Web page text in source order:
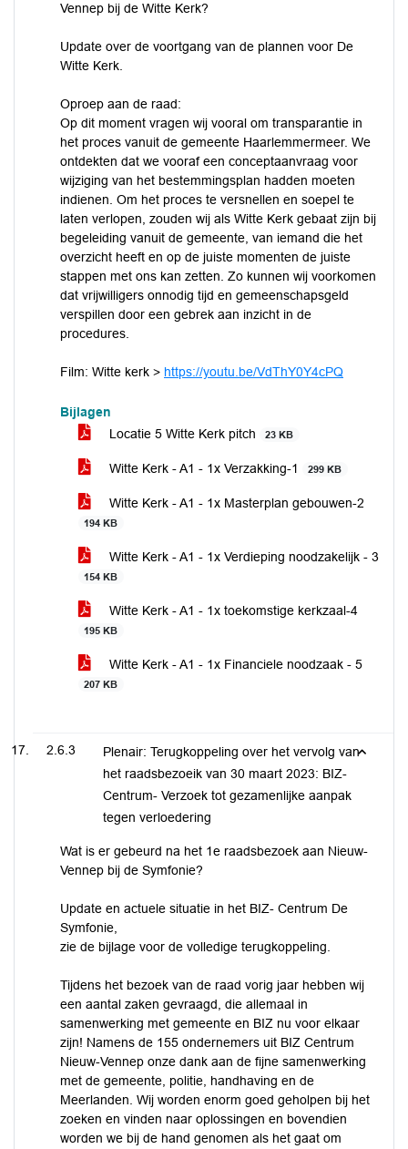
Vennep bij de Witte Kerk?
Update over de voortgang van de plannen voor De
Witte Kerk.
Oproep aan de raad:
Op dit moment vragen wij vooral om transparantie in
het proces vanuit de gemeente Haarlemmermeer. We
ontdekten dat we vooraf een conceptaanvraag voor
wijziging van het bestemmingsplan hadden moeten
indienen. Om het proces te versnellen en soepel te
laten verlopen, zouden wij als Witte Kerk gebaat zijn bij
begeleiding vanuit de gemeente, van iemand die het
overzicht heeft en op de juiste momenten de juiste
stappen met ons kan zetten. Zo kunnen wij voorkomen
dat vrijwilligers onnodig tijd en gemeenschapsgeld
verspillen door een gebrek aan inzicht in de
procedures.
Film: Witte kerk > https://youtu.be/VdThY0Y4cPQ
Bijlagen
Locatie 5 Witte Kerk pitch
23 KB
Witte Kerk - A1 - 1x Verzakking-1 299 KB
Witte Kerk - A1 - 1x Masterplan gebouwen-2
194 KB
Witte Kerk - A1 - 1x Verdieping noodzakelijk - 3
154 KB
Witte Kerk - A1 - 1x toekomstige kerkzaal-4
195 KB
Witte Kerk - A1 - 1x Financiele noodzaak - 5
207 KB
2.6.3
Plenair: Terugkoppeling over het vervolg van
het raadsbezoeik van 30 maart 2023: BIZ-
Centrum- Verzoek tot gezamenlijke aanpak
tegen verloedering
Wat is er gebeurd na het 1e raadsbezoek aan Nieuw-
Vennep bij de Symfonie?
Update en actuele situatie in het BIZ- Centrum De
Symfonie,
zie de bijlage voor de volledige terugkoppeling.
Tijdens het bezoek van de raad vorig jaar hebben wij
een aantal zaken gevraagd, die allemaal in
samenwerking met gemeente en BIZ nu voor elkaar
zijn! Namens de 155 ondernemers uit BIZ Centrum
Nieuw-Vennep onze dank aan de fijne samenwerking
met de gemeente, politie, handhaving en de
Meerlanden. Wij worden enorm goed geholpen bij het
zoeken en vinden naar oplossingen en bovendien
worden we bij de hand genomen als het gaat om